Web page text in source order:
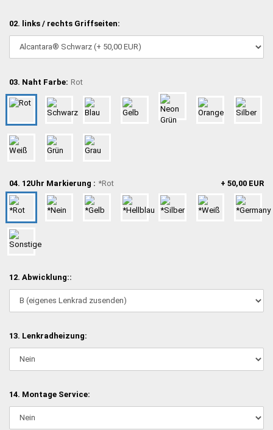
02. links / rechts Griffseiten:
03. Naht Farbe: Rot
04. 12Uhr Markierung : *Rot + 50,00 EUR
12. Abwicklung::
13. Lenkradheizung:
14. Montage Service: